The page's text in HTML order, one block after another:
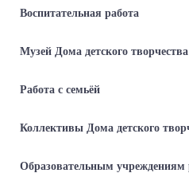
Воспитательная работа
Музей Дома детского творчества
Работа с семьёй
Коллективы Дома детского
Образовательным учреждениям